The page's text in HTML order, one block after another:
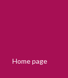
Home page